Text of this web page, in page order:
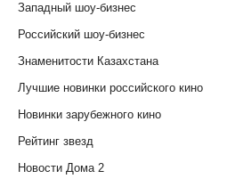
Западный шоу-бизнес
Российский шоу-бизнес
Знаменитости Казахстана
Лучшие новинки российского кино
Новинки зарубежного кино
Рейтинг звезд
Новости Дома 2